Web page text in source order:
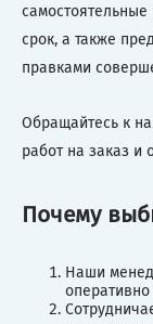
срок, а также
правками
Обращайтесь к
работ на заказ и
Почему
Наши
оперативно